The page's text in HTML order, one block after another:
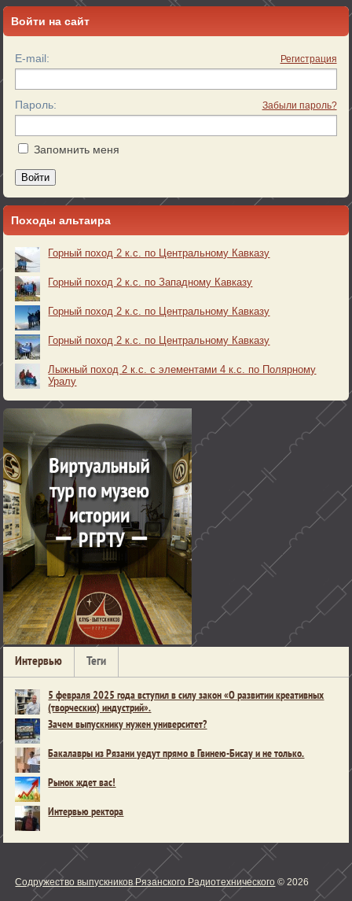
Войти на сайт
E-mail: Регистрация
Пароль: Забыли пароль?
Запомнить меня
Войти
Походы альтаира
Горный поход 2 к.с. по Центральному Кавказу
Горный поход 2 к.с. по Западному Кавказу
Горный поход 2 к.с. по Центральному Кавказу
Горный поход 2 к.с. по Центральному Кавказу
Лыжный поход 2 к.с. с элементами 4 к.с. по Полярному
Уралу
Интервью Теги
5 февраля 2025 года вступил в силу закон «О развитии креативных
(творческих) индустрий».
Зачем выпускнику нужен университет?
Бакалавры из Рязани уедут прямо в Гвинею-Бисау и не только.
Рынок ждет вас!
Интервью ректора
Содружество выпускников Рязанского Радиотехнического © 2026